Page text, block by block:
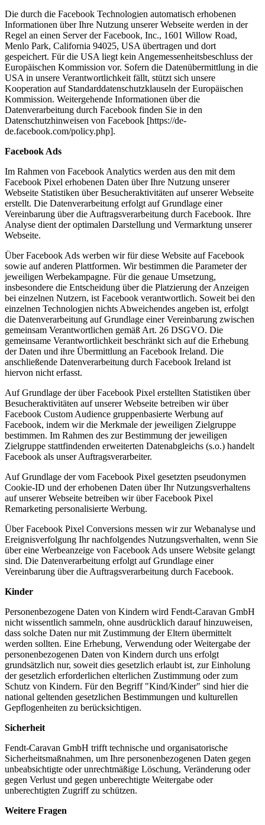
Die durch die Facebook Technologien automatisch erhobenen
Informationen über Ihre Nutzung unserer Webseite werden in der
Regel an einen Server der Facebook, Inc., 1601 Willow Road,
Menlo Park, California 94025, USA übertragen und dort
gespeichert. Für die USA liegt kein Angemessenheitsbeschluss der
Europäischen Kommission vor. Sofern die Datenübermittlung in die
USA in unsere Verantwortlichkeit fällt, stützt sich unsere
Kooperation auf Standarddatenschutzklauseln der Europäischen
Kommission. Weitergehende Informationen über die
Datenverarbeitung durch Facebook finden Sie in den
Datenschutzhinweisen von Facebook [https://de-
de.facebook.com/policy.php].
Facebook Ads
Im Rahmen von Facebook Analytics werden aus den mit dem
Facebook Pixel erhobenen Daten über Ihre Nutzung unserer
Webseite Statistiken über Besucheraktivitäten auf unserer Webseite
erstellt. Die Datenverarbeitung erfolgt auf Grundlage einer
Vereinbarung über die Auftragsverarbeitung durch Facebook. Ihre
Analyse dient der optimalen Darstellung und Vermarktung unserer
Webseite.
Über Facebook Ads werben wir für diese Website auf Facebook
sowie auf anderen Plattformen. Wir bestimmen die Parameter der
jeweiligen Werbekampagne. Für die genaue Umsetzung,
insbesondere die Entscheidung über die Platzierung der Anzeigen
bei einzelnen Nutzern, ist Facebook verantwortlich. Soweit bei den
einzelnen Technologien nichts Abweichendes angeben ist, erfolgt
die Datenverarbeitung auf Grundlage einer Vereinbarung zwischen
gemeinsam Verantwortlichen gemäß Art. 26 DSGVO. Die
gemeinsame Verantwortlichkeit beschränkt sich auf die Erhebung
der Daten und ihre Übermittlung an Facebook Ireland. Die
anschließende Datenverarbeitung durch Facebook Ireland ist
hiervon nicht erfasst.
Auf Grundlage der über Facebook Pixel erstellten Statistiken über
Besucheraktivitäten auf unserer Webseite betreiben wir über
Facebook Custom Audience gruppenbasierte Werbung auf
Facebook, indem wir die Merkmale der jeweiligen Zielgruppe
bestimmen. Im Rahmen des zur Bestimmung der jeweiligen
Zielgruppe stattfindenden erweiterten Datenabgleichs (s.o.) handelt
Facebook als unser Auftragsverarbeiter.
Auf Grundlage der vom Facebook Pixel gesetzten pseudonymen
Cookie-ID und der erhobenen Daten über Ihr Nutzungsverhaltens
auf unserer Webseite betreiben wir über Facebook Pixel
Remarketing personalisierte Werbung.
Über Facebook Pixel Conversions messen wir zur Webanalyse und
Ereignisverfolgung Ihr nachfolgendes Nutzungsverhalten, wenn Sie
über eine Werbeanzeige von Facebook Ads unsere Website gelangt
sind. Die Datenverarbeitung erfolgt auf Grundlage einer
Vereinbarung über die Auftragsverarbeitung durch Facebook.
Kinder
Personenbezogene Daten von Kindern wird Fendt-Caravan GmbH
nicht wissentlich sammeln, ohne ausdrücklich darauf hinzuweisen,
dass solche Daten nur mit Zustimmung der Eltern übermittelt
werden sollten. Eine Erhebung, Verwendung oder Weitergabe der
personenbezogenen Daten von Kindern durch uns erfolgt
grundsätzlich nur, soweit dies gesetzlich erlaubt ist, zur Einholung
der gesetzlich erforderlichen elterlichen Zustimmung oder zum
Schutz von Kindern. Für den Begriff "Kind/Kinder" sind hier die
national geltenden gesetzlichen Bestimmungen und kulturellen
Gepflogenheiten zu berücksichtigen.
Sicherheit
Fendt-Caravan GmbH trifft technische und organisatorische
Sicherheitsmaßnahmen, um Ihre personenbezogenen Daten gegen
unbeabsichtigte oder unrechtmäßige Löschung, Veränderung oder
gegen Verlust und gegen unberechtigte Weitergabe oder
unberechtigten Zugriff zu schützen.
Weitere Fragen